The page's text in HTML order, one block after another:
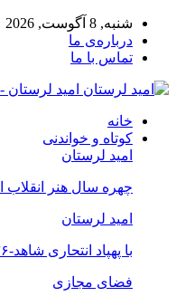
شنبه, 8 آگوست, 2026
درباره‌ی ما
تماس با ما
امید لرستان -
خانه
کوتاه و خواندنی
امید لرستان
چهره سال هنر
امید لرستان
با پهپاد انتحاری شاهد-۱۳۶ بیشتر آشنا شوید
فضای مجازی